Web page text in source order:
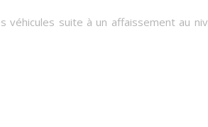
suite à un affaissement au